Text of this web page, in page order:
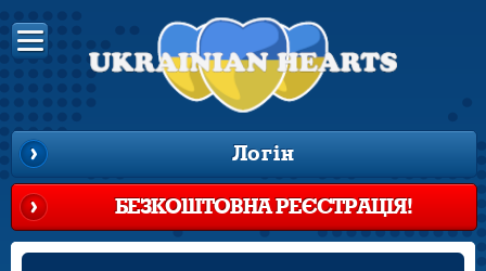
Логін
БЕЗКОШТОВНА РЕЄСТРАЦІЯ!